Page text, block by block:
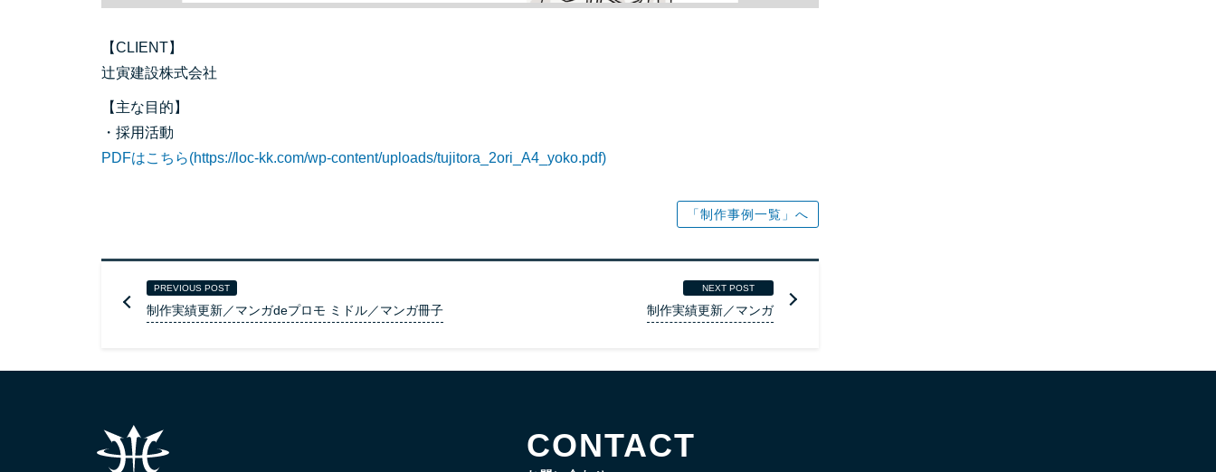
【CLIENT】
辻寅建設株式会社
【主な目的】
・採用活動
PDFはこちら(https://loc-kk.com/wp-content/uploads/tujitora_2ori_A4_yoko.pdf)
「制作事例一覧」へ
PREVIOUS POST
制作実績更新／マンガdeプロモ ミドル／マンガ冊子
NEXT POST
制作実績更新／マンガ
CONTACT